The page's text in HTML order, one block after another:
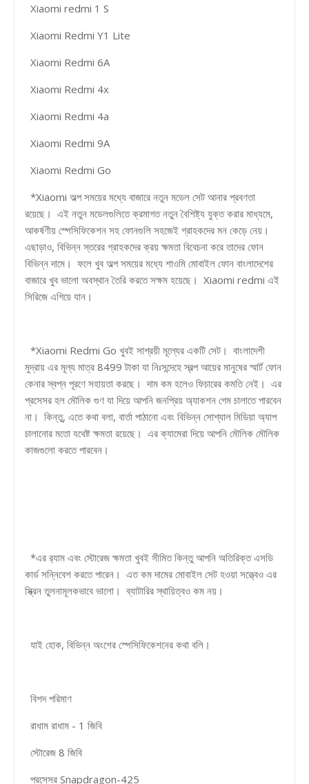
Xiaomi redmi 1 S
Xiaomi Redmi Y1 Lite
Xiaomi Redmi 6A
Xiaomi Redmi 4x
Xiaomi Redmi 4a
Xiaomi Redmi 9A
Xiaomi Redmi Go
*Xiaomi অল্প সময়ের মধ্যে বাজারে নতুন মডেল সেট আনার প্রবণতা
রয়েছে। এই নতুন মডেলগুলিতে ক্রমাগত নতুন বৈশিষ্ট্য যুক্ত করার মাধ্যমে,
আকর্ষণীয় স্পেসিফিকেশন সহ ফোনগুলি সহজেই গ্রাহকদের মন কেড়ে নেয়।
এছাড়াও, বিভিন্ন স্তরের গ্রাহকদের ক্রয় ক্ষমতা বিবেচনা করে তাদের ফোন
বিভিন্ন দামে। ফলে খুব অল্প সময়ের মধ্যে শাওমি মোবাইল ফোন বাংলাদেশের
বাজারে খুব ভালো অবস্থান তৈরি করতে সক্ষম হয়েছে। Xiaomi redmi এই
সিরিজে এগিয়ে যান।
*Xiaomi Redmi Go খুবই সাশ্রয়ী মূল্যের একটি সেট। বাংলাদেশী
মুদ্রায় এর মূল্য মাত্র 8499 টাকা যা নিঃসন্দেহে স্বল্প আয়ের মানুষের স্মার্ট ফোন
কেনার স্বপ্ন পূরণে সহায়তা করছে। দাম কম হলেও ফিচারের কমতি নেই। এর
প্রসেসর হল মৌলিক গুণ যা দিয়ে আপনি জনপ্রিয় অ্যাকশন গেম চালাতে পারবেন
না। কিন্তু, এতে কথা বলা, বার্তা পাঠানো এবং বিভিন্ন সোশ্যাল মিডিয়া অ্যাপ
চালানোর মতো যথেষ্ট ক্ষমতা রয়েছে। এর ক্যামেরা দিয়ে আপনি মৌলিক মৌলিক
কাজগুলো করতে পারবেন।
*এর র‍্যাম এবং স্টোরেজ ক্ষমতা খুবই সীমিত কিন্তু আপনি অতিরিক্ত এসডি
কার্ড সন্নিবেশ করতে পারেন। এত কম দামের মোবাইল সেট হওয়া সত্ত্বেও এর
স্ক্রিন তুলনামূলকভাবে ভালো। ব্যাটারির স্থায়িত্বও কম নয়।
যাই হোক, বিভিন্ন অংশের স্পেসিফিকেশনের কথা বলি।
বিশদ পরিমাণ
রাধাম রাধাম - 1 জিবি
স্টোরেজ 8 জিবি
প্রসেসর Snapdragon-425